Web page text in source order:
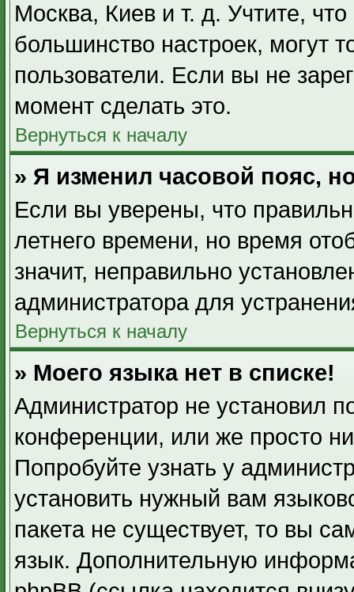
Москва, Киев и т. д. Учтите,
большинство настроек, могут
пользователи. Если вы не
момент сделать это.
Вернуться к началу
» Я изменил часовой пояс,
Если вы уверены, что
летнего времени, но время
значит, неправильно
администратора для
Вернуться к началу
» Моего языка нет в списке!
Администратор не установил
конференции, или же просто
Попробуйте узнать у
установить нужный вам
пакета не существует, то вы
язык. Дополнительную